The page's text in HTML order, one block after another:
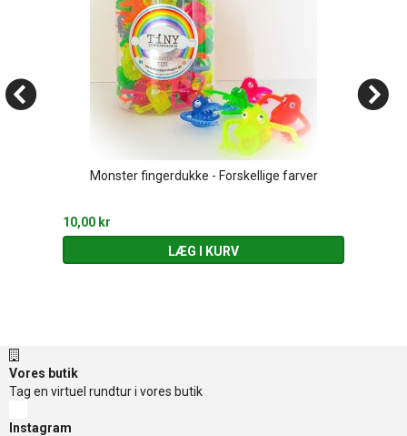
Monster fingerdukke - Forskellige farver
10,00 kr
LÆG I KURV
Vores butik
Tag en virtuel rundtur i vores butik
Instagram